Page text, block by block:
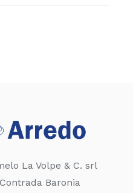
La Volpe & C. srl
Baronia